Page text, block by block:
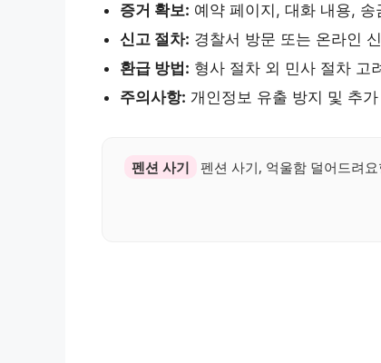
증거 확보: 예약 페이지, 대화 내용,
신고 절차: 경찰서 방문 또는 온라인
환급 방법: 형사 절차 외 민사 절차 고
주의사항: 개인정보 유출 방지 및 추
펜션 사기
펜션 사기, 억울함 덜어드려